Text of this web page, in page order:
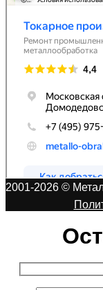
2001-2026 ©